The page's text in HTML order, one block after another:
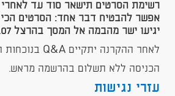
רשימת הסרטים תישאר סוד עד
אפשר להבטיח דבר אחד: הסרטים הכי
יגיעו ישר מהבמה אל המסך בהרצל 107.
לאחר ההקרנה יתקיים Q&A בנוכחות היוצרים והיוצרות.
הכניסה ללא תשלום בהרשמה מראש.
עזרי נגישות